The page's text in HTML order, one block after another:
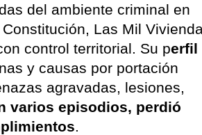
del ambiente criminal en
Las Mil
control territorial. Su perfil
y causas por portación
agravadas, lesiones,
varios episodios, perdió
.